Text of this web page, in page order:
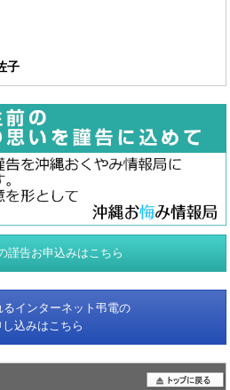
子
謹告お申込みはこちら
るインターネット弔電の
し込みはこちら